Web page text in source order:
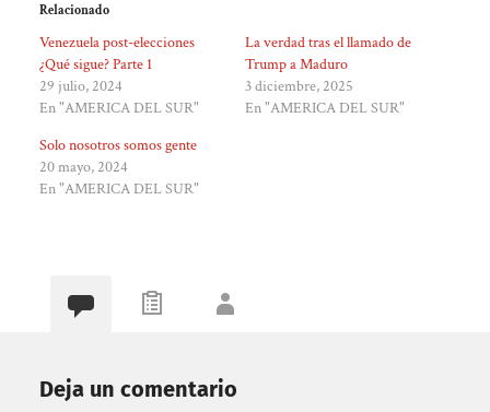
Relacionado
Venezuela post-elecciones
¿Qué sigue? Parte 1
29 julio, 2024
En "AMERICA DEL SUR"
La verdad tras el llamado de
Trump a Maduro
3 diciembre, 2025
En "AMERICA DEL SUR"
Solo nosotros somos gente
20 mayo, 2024
En "AMERICA DEL SUR"
Deja un comentario